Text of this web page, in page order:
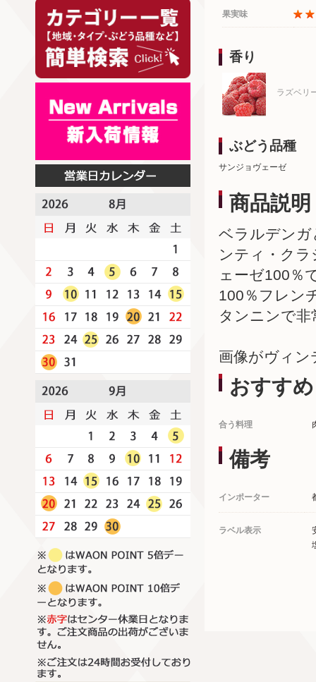
果実味
香り
ラズベリ
ぶどう品種
サンジョヴェーゼ
商品説明
ベラルデンガ
ンティ・ク
ェーゼ100％
100％フレン
タンニンで非
画像がヴィン
おすすめ
合う料理
備考
インポーター
ラベル表示